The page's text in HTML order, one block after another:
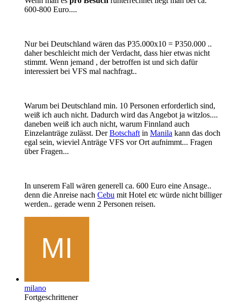
600-800 Euro....
Nur bei Deutschland wären das P35.000x10 = P350.000 ..
daher beschleicht mich der Verdacht, dass hier etwas nicht
stimmt. Wenn jemand , der betroffen ist und sich dafür
interessiert bei VFS mal nachfragt..
Warum bei Deutschland min. 10 Personen erforderlich sind,
weiß ich auch nicht. Dadurch wird das Angebot ja witzlos....
daneben weiß ich auch nicht, warum Finnland auch
Einzelanträge zulässt. DerBotschaft in Manila kann das doch
egal sein, wieviel Anträge VFS vor Ort aufnimmt... Fragen
über Fragen...
In unserem Fall wären generell ca. 600 Euro eine Ansage..
denn die Anreise nach Cebu mit Hotel etc würde nicht billiger
werden.. gerade wenn 2 Personen reisen.
milano
Fortgeschrittener